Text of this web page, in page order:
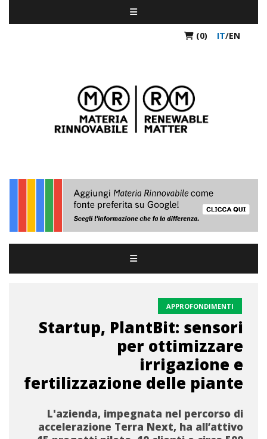
(0) IT/EN
APPROFONDIMENTI
Startup, PlantBit: sensori
per ottimizzare
irrigazione e
fertilizzazione delle piante
L'azienda, impegnata nel percorso di
accelerazione Terra Next, ha all’attivo